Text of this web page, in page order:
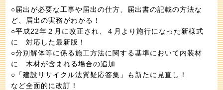
○届出が必要な工事や届出の仕方、届出書の記載の方法な
ど、届出の実務がわかる！
○平成22年２月に改正され、４月より施行になった新様式
に 対応した最新版！
○分別解体等に係る施工方法に関する基準において内装材
に 木材が含まれる場合の追加
○「建設リサイクル法質疑応答集」も新たに見直し！
など全面的に改訂！